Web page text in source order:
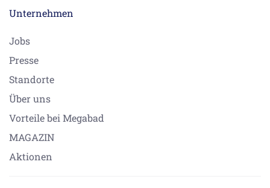
Unternehmen
Jobs
Presse
Standorte
Über uns
Vorteile bei Megabad
MAGAZIN
Aktionen